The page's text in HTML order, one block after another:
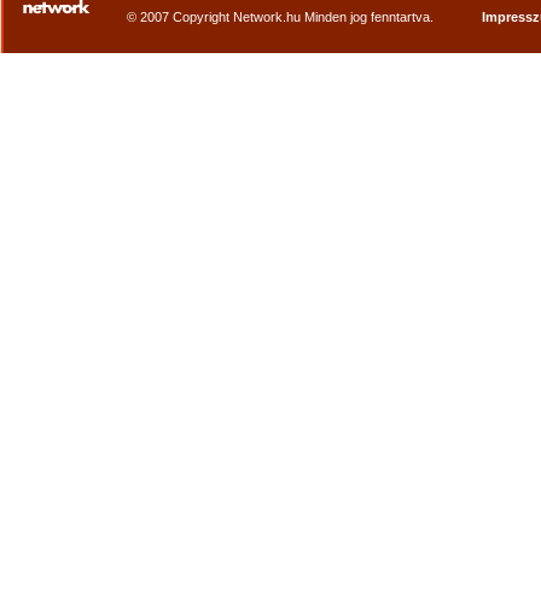
© 2007 Copyright Network.hu Minden jog fenntartva.